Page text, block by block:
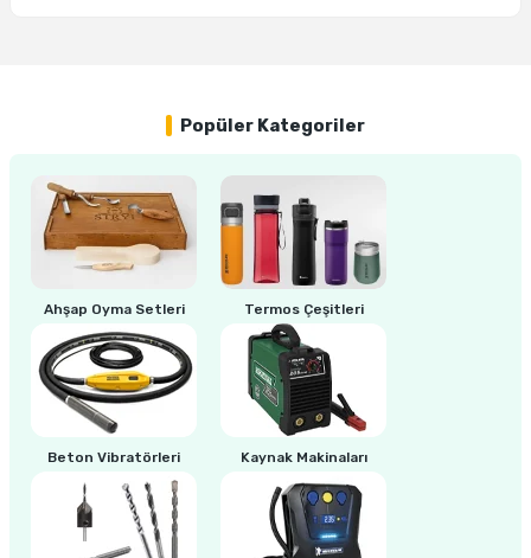
Popüler Kategoriler
Ahşap Oyma Setleri Termos Çeşitleri
Beton Vibratörleri Kaynak Makinaları